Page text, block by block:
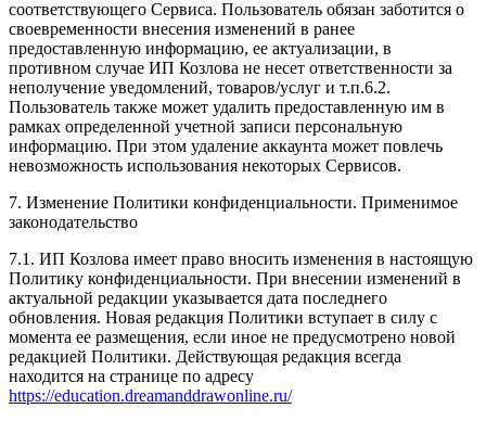
соответствующего Сервиса. Пользователь обязан заботится о
своевременности внесения изменений в ранее
предоставленную информацию, ее актуализации, в
противном случае ИП Козлова не несет ответственности за
неполучение уведомлений, товаров/услуг и т.п.6.2.
Пользователь также может удалить предоставленную им в
рамках определенной учетной записи персональную
информацию. При этом удаление аккаунта может повлечь
невозможность использования некоторых Сервисов.
7. Изменение Политики конфиденциальности. Применимое
законодательство
7.1. ИП Козлова имеет право вносить изменения в настоящую
Политику конфиденциальности. При внесении изменений в
актуальной редакции указывается дата последнего
обновления. Новая редакция Политики вступает в силу с
момента ее размещения, если иное не предусмотрено новой
редакцией Политики. Действующая редакция всегда
находится на странице по адресу
https://education.dreamanddrawonline.ru/